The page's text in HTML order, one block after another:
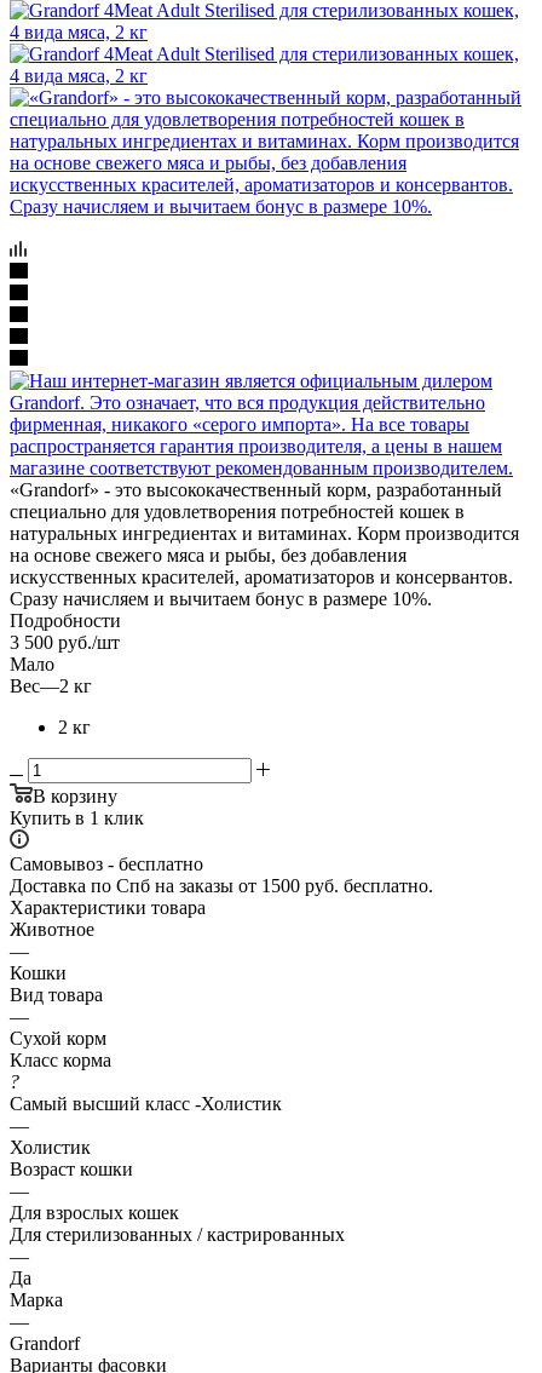
«Grandorf» - это высококачественный корм, разработанный
специально для удовлетворения потребностей кошек в
натуральных ингредиентах и витаминах. Корм производится
на основе свежего мяса и рыбы, без добавления
искусственных красителей, ароматизаторов и консервантов.
Сразу начисляем и вычитаем бонус в размере 10%.
Подробности
3 500 руб./шт
Мало
Вес—2 кг
2 кг
В корзину
Купить в 1 клик
Самовывоз - бесплатно
Доставка по Спб на заказы от 1500 руб. бесплатно.
Характеристики товара
Животное
—
Кошки
Вид товара
—
Сухой корм
Класс корма
?
Самый высший класс -Холистик
—
Холистик
Возраст кошки
—
Для взрослых кошек
Для стерилизованных / кастрированных
—
Да
Марка
—
Grandorf
Варианты фасовки